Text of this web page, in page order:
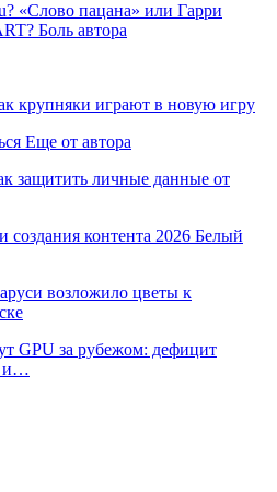
«Слово пацана» или Гарри
Боль автора
крупняки играют в новую игру
Еще от автора
защитить личные данные от
контента 2026 Белый
возложило цветы к
GPU за рубежом: дефицит
и…